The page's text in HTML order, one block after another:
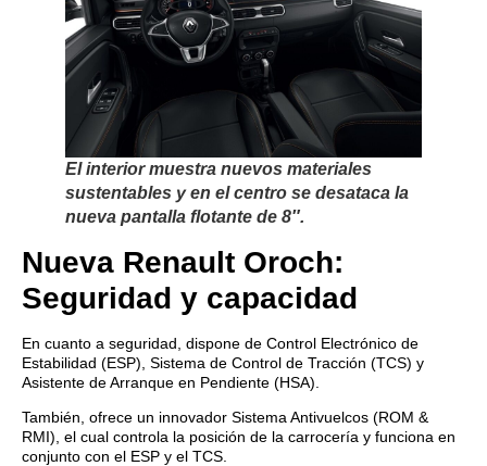
El interior muestra nuevos materiales
sustentables y en el centro se desataca la
nueva pantalla flotante de 8″.
Nueva Renault Oroch:
Seguridad y capacidad
En cuanto a seguridad, dispone de Control Electrónico de
Estabilidad (ESP), Sistema de Control de Tracción (TCS) y
Asistente de Arranque en Pendiente (HSA).
También, ofrece un innovador Sistema Antivuelcos (ROM &
RMI), el cual controla la posición de la carrocería y funciona en
conjunto con el ESP y el TCS.